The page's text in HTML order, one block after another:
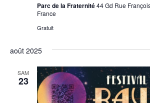
Parc de la Fraternité44 Gd Rue
France
Gratuit
août 2025
SAM
23